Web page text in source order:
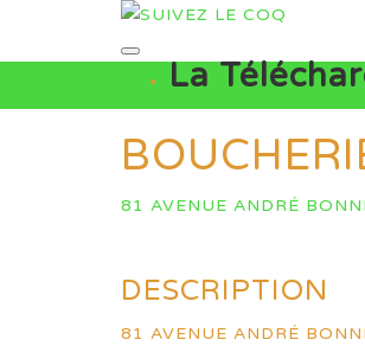
La
81 AVENUE ANDRÉ
DESCRIPTION
81 AVENUE ANDRÉ